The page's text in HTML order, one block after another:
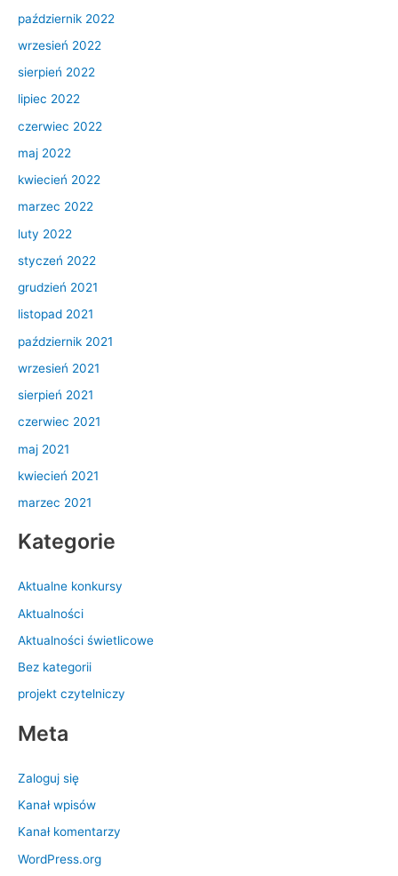
październik 2022
wrzesień 2022
sierpień 2022
lipiec 2022
czerwiec 2022
maj 2022
kwiecień 2022
marzec 2022
luty 2022
styczeń 2022
grudzień 2021
listopad 2021
październik 2021
wrzesień 2021
sierpień 2021
czerwiec 2021
maj 2021
kwiecień 2021
marzec 2021
Kategorie
Aktualne konkursy
Aktualności
Aktualności świetlicowe
Bez kategorii
projekt czytelniczy
Meta
Zaloguj się
Kanał wpisów
Kanał komentarzy
WordPress.org